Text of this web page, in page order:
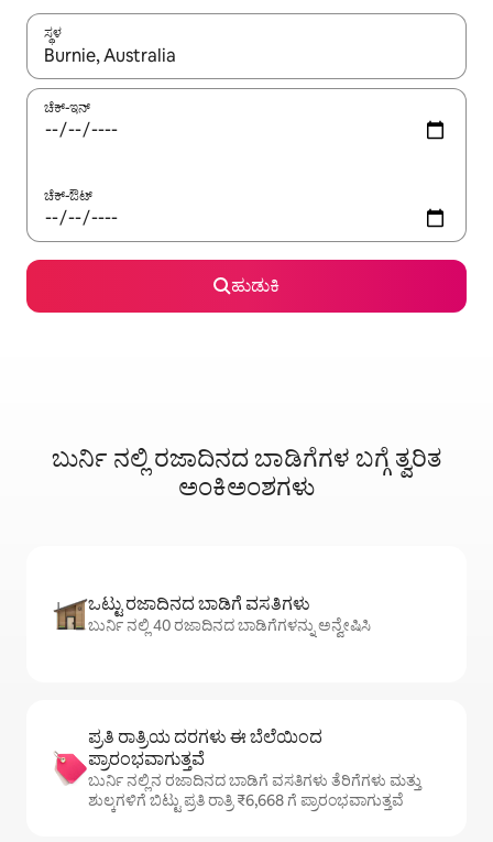
ಸ್ಥಳ
ಫಲಿತಾಂಶಗಳು ಲಭ್ಯವಿರುವಾಗ, ಅಪ್ ಮತ್ತು ಡೌನ್ ಬಾಣದ ಕೀಲಿಗಳೊಂದಿಗೆ
ಚೆಕ್-ಇನ್
ಚೆಕ್-ಔಟ್
ಹುಡುಕಿ
ಬುರ್ನಿ ನಲ್ಲಿ ರಜಾದಿನದ ಬಾಡಿಗೆಗಳ ಬಗ್ಗೆ ತ್ವರಿತ
ಅಂಕಿಅಂಶಗಳು
ಒಟ್ಟು ರಜಾದಿನದ ಬಾಡಿಗೆ ವಸತಿಗಳು
ಬುರ್ನಿ ನಲ್ಲಿ 40 ರಜಾದಿನದ ಬಾಡಿಗೆಗಳನ್ನು ಅನ್ವೇಷಿಸಿ
ಪ್ರತಿ ರಾತ್ರಿಯ ದರಗಳು ಈ ಬೆಲೆಯಿಂದ
ಪ್ರಾರಂಭವಾಗುತ್ತವೆ
ಬುರ್ನಿ ನಲ್ಲಿನ ರಜಾದಿನದ ಬಾಡಿಗೆ ವಸತಿಗಳು ತೆರಿಗೆಗಳು ಮತ್ತು
ಶುಲ್ಕಗಳಿಗೆ ಬಿಟ್ಟು ಪ್ರತಿ ರಾತ್ರಿ ₹6,668 ಗೆ ಪ್ರಾರಂಭವಾಗುತ್ತವೆ